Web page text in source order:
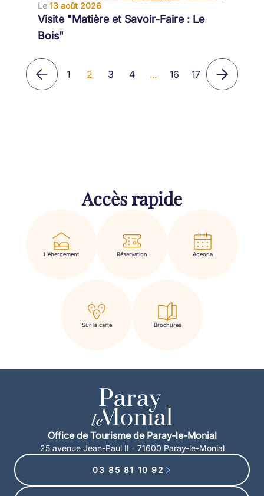
Le 13 août 2026
Visite "Matière et Savoir-Faire : Le
Bois"
1 2 3 4 ... 16 17
Accès rapide
Hébergement Réservation Agenda
Sur la carte Brochures
Office de Tourisme de Paray-le-Monial
25 avenue Jean-Paul II - 71600 Paray-le-Monial
03 85 81 10 92